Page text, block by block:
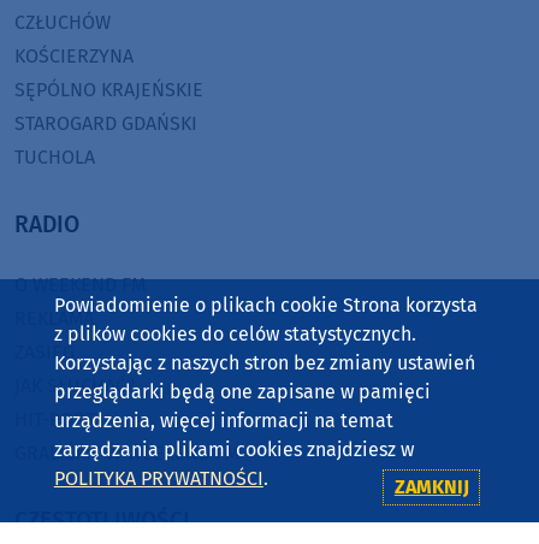
CZŁUCHÓW
KOŚCIERZYNA
SĘPÓLNO KRAJEŃSKIE
STAROGARD GDAŃSKI
TUCHOLA
RADIO
O WEEKEND FM
REKLAMA
ZASIĘG
JAK SŁUCHAĆ?
HIT-PORT
GRALIŚMY W WEEKEND FM
CZĘSTOTLIWOŚCI
Powiadomienie o plikach cookie Strona korzysta
z plików cookies do celów statystycznych.
Korzystając z naszych stron bez zmiany ustawień
przeglądarki będą one zapisane w pamięci
urządzenia, więcej informacji na temat
zarządzania plikami cookies znajdziesz w
POLITYKA PRYWATNOŚCI. ZAMKNIJ